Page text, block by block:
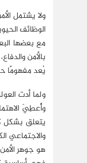
ولا يشتمل
الوظائف
مع بعضها
بالأمن
يُعد مفهومًا
ولما أدت
يتعلق بشكل
والاجتماعي
هو جوهر